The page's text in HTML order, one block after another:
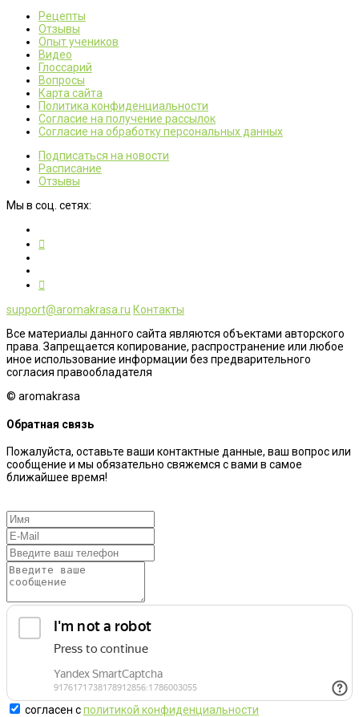
Рецепты
Отзывы
Опыт учеников
Видео
Глоссарий
Вопросы
Карта сайта
Политика конфиденциальности
Согласие на получение рассылок
Согласие на обработку персональных данных
Подписаться на новости
Расписание
Отзывы
Мы в соц. сетях:
support@aromakrasa.ru Контакты
Все материалы данного сайта являются объектами авторского
права. Запрещается копирование, распространение или любое
иное использование информации без предварительного
согласия правообладателя
© aromakrasa
Обратная связь
Пожалуйста, оставьте ваши контактные данные, ваш вопрос или
сообщение и мы обязательно свяжемся с вами в самое
ближайшее время!
согласен сполитикой конфиденциальности